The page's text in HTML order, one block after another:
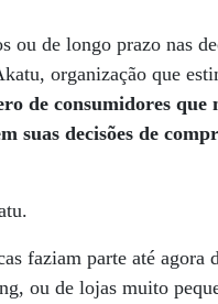
ou de longo prazo nas
organização que
de consumidores que
suas decisões de
faziam parte até agora
ou de lojas muito